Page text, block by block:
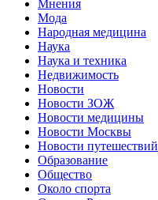
Мнения
Мода
Народная медицина
Наука
Наука и техника
Недвижимость
Новости
Новости ЗОЖ
Новости медицины
Новости Москвы
Новости путешествий
Образование
Общество
Около спорта